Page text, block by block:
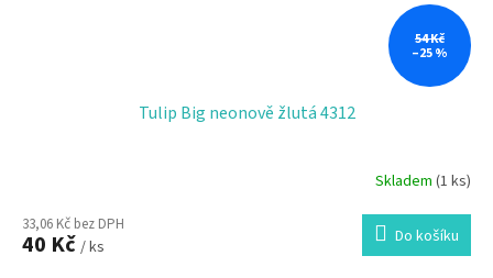
54 Kč
–25 %
Tulip Big neonově žlutá 4312
Skladem (1 ks)
33,06 Kč bez DPH
40 Kč / ks Do košíku